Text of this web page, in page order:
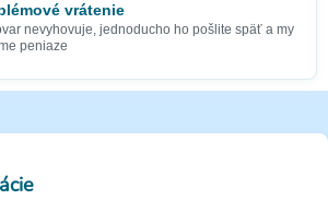
vrátenie
nevyhovuje, jednoducho ho pošlite späť a my
peniaze